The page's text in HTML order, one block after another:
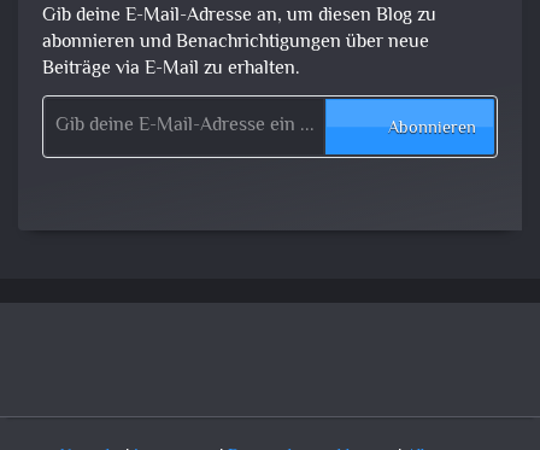
Gib deine E-Mail-Adresse an, um diesen Blog zu
abonnieren und Benachrichtigungen über neue
Beiträge via E-Mail zu erhalten.
Gib deine E-Mail-Adresse ein ...
Abonnieren